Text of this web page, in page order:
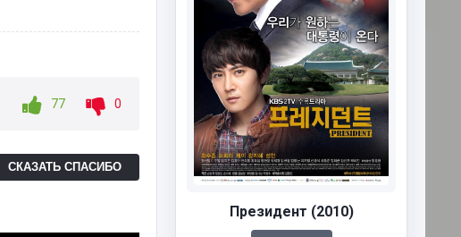
77 0
СКАЗАТЬ СПАСИБО
Президент (2010)